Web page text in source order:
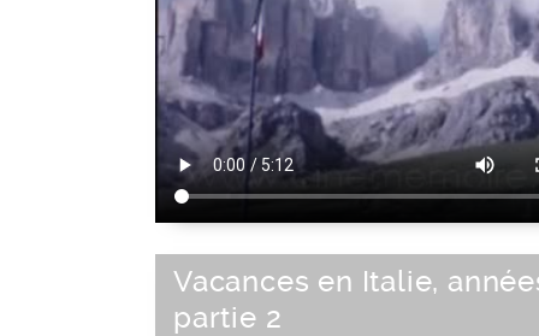
Vacances en Italie,
partie 2